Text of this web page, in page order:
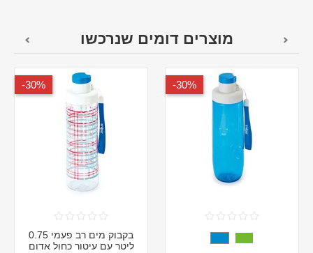
מוצרים דומים שנרכשו
30%-
30%-
בקבוק מים רב פעמי 0.75
ליטר עם עיטור כחול אדום